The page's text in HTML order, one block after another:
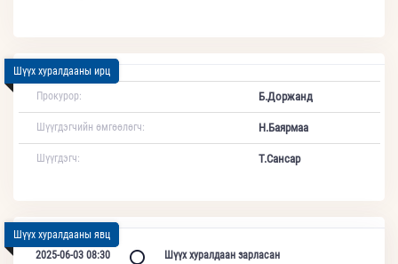
Шүүх хуралдааны ирц
Прокурор:
Б.Доржанд
Шүүгдэгчийн өмгөөлөгч: Н.Баярмаа
Шүүгдэгч: Т.Сансар
Шүүх хуралдааны явц
2025-06-03 08:30
Шүүх хуралдаан зарласан